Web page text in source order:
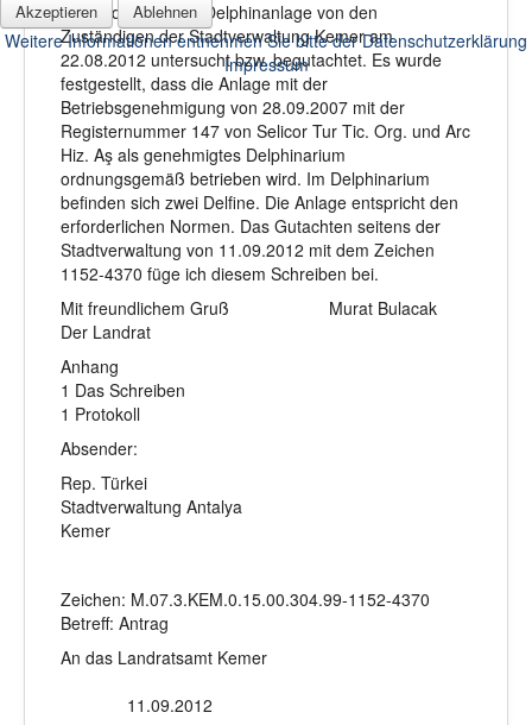
wurde die besagte Delphinanlage von den
Zuständigen der Stadtverwaltung Kemer am
22.08.2012 untersucht bzw. begutachtet. Es wurde
festgestellt, dass die Anlage mit der
Betriebsgenehmigung von 28.09.2007 mit der
Registernummer 147 von Selicor Tur Tic. Org. und Arc
Hiz. Aş als genehmigtes Delphinarium
ordnungsgemäß betrieben wird. Im Delphinarium
befinden sich zwei Delfine. Die Anlage entspricht den
erforderlichen Normen. Das Gutachten seitens der
Stadtverwaltung von 11.09.2012 mit dem Zeichen
1152-4370 füge ich diesem Schreiben bei.
Mit freundlichem Gruß Murat Bulacak
Der Landrat
Anhang
1 Das Schreiben
1 Protokoll
Absender:
Rep. Türkei
Stadtverwaltung Antalya
Kemer
Zeichen: M.07.3.KEM.0.15.00.304.99-1152-4370
Betreff: Antrag
An das Landratsamt Kemer
11.09.2012
Akzeptieren Ablehnen
Weitere Informationen entnehmen Sie bitte der Datenschutzerklärung
Impressum